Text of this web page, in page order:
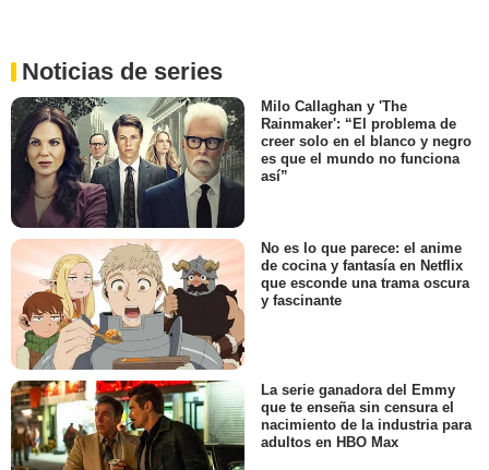
Noticias de series
Milo Callaghan y 'The
Rainmaker': “El problema de
creer solo en el blanco y negro
es que el mundo no funciona
así”
No es lo que parece: el anime
de cocina y fantasía en Netflix
que esconde una trama oscura
y fascinante
La serie ganadora del Emmy
que te enseña sin censura el
nacimiento de la industria para
adultos en HBO Max